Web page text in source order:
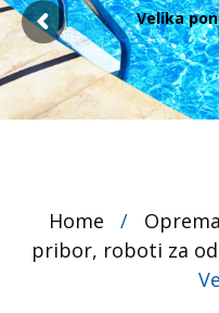
Velika
Home /
pribor, roboti za